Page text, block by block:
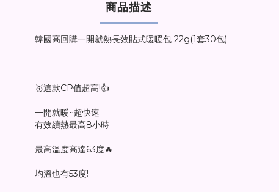
商品描述
韓國高回購一開就熱長效貼式暖暖包 22g(1套30包)
🥇這款CP值超高!👍
一開就暖~超快速
有效續熱最高8小時
最高溫度高達63度🔥
均溫也有53度!